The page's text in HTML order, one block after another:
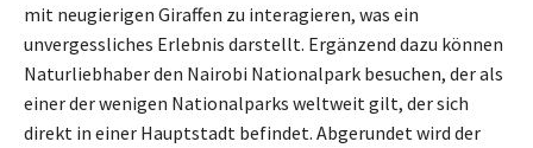
mit neugierigen Giraffen zu interagieren, was ein
unvergessliches Erlebnis darstellt. Ergänzend dazu können
Naturliebhaber den Nairobi Nationalpark besuchen, der als
einer der wenigen Nationalparks weltweit gilt, der sich
direkt in einer Hauptstadt befindet. Abgerundet wird der